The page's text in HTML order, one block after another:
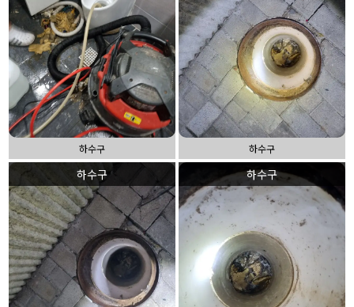
하수구 하수구
하수구 하수구